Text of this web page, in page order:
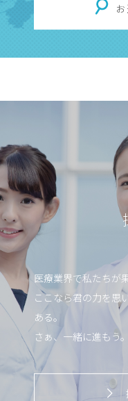
医療業界で私たちが
ここなら君の力を思
ある。
さぁ、一緒に進もう。